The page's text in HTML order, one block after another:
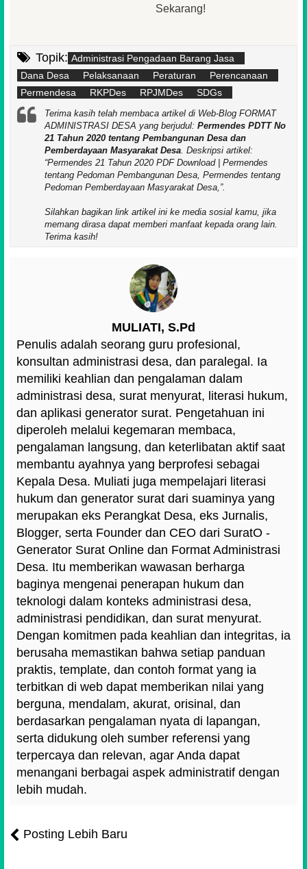
Sekarang!
Topik: Administrasi Pengadaan Barang Jasa
Dana Desa
Pelaksanaan Peraturan
Perencanaan
Permendesa
RKPDes RPJMDes SDGs
Terima kasih telah membaca artikel di Web-Blog FORMAT
ADMINISTRASI DESA yang berjudul: Permendes PDTT No
21 Tahun 2020 tentang Pembangunan Desa dan
Pemberdayaan Masyarakat Desa . Deskripsi artikel:
Permendes 21 Tahun 2020 PDF Download | Permendes
tentang Pedoman Pembangunan Desa, Permendes tentang
Pedoman Pemberdayaan Masyarakat Desa, .
Silahkan bagikan link artikel ini ke media sosial kamu, jika
memang dirasa dapat memberi manfaat kepada orang lain.
Terima kasih!
MULIATI, S.Pd
Penulis adalah seorang guru profesional,
konsultan administrasi desa, dan paralegal. Ia
memiliki keahlian dan pengalaman dalam
administrasi desa, surat menyurat, literasi hukum,
dan aplikasi generator surat. Pengetahuan ini
diperoleh melalui kegemaran membaca,
pengalaman langsung, dan keterlibatan aktif saat
membantu ayahnya yang berprofesi sebagai
Kepala Desa. Muliati juga mempelajari literasi
hukum dan generator surat dari suaminya yang
merupakan eks Perangkat Desa, eks Jurnalis,
Blogger, serta Founder dan CEO dari SuratO -
Generator Surat Online dan Format Administrasi
Desa. Itu memberikan wawasan berharga
baginya mengenai penerapan hukum dan
teknologi dalam konteks administrasi desa,
administrasi pendidikan, dan surat menyurat.
Dengan komitmen pada keahlian dan integritas, ia
berusaha memastikan bahwa setiap panduan
praktis, template, dan contoh format yang ia
terbitkan di web dapat memberikan nilai yang
berguna, mendalam, akurat, orisinal, dan
berdasarkan pengalaman nyata di lapangan,
serta didukung oleh sumber referensi yang
terpercaya dan relevan, agar Anda dapat
menangani berbagai aspek administratif dengan
lebih mudah.
Posting Lebih Baru